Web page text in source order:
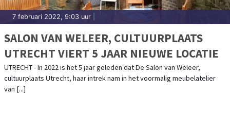
7 februari 2022, 9:03 uur
SALON VAN WELEER, CULTUURPLAATS
UTRECHT VIERT 5 JAAR NIEUWE LOCATIE
UTRECHT - In 2022 is het 5 jaar geleden dat De Salon van Weleer,
cultuurplaats Utrecht, haar intrek nam in het voormalig meubelatelier
van [...]